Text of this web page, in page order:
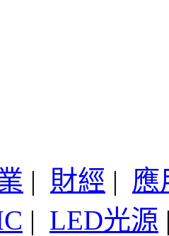
| 財經 | 應
| LED光源